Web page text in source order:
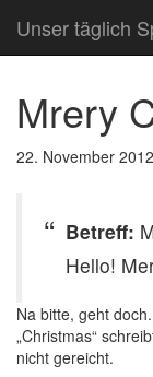
Unser täglich
Mrery
22. November 2012
Betreff:
Hello!
Na bitte, geht
„Christmas“
nicht gereicht.